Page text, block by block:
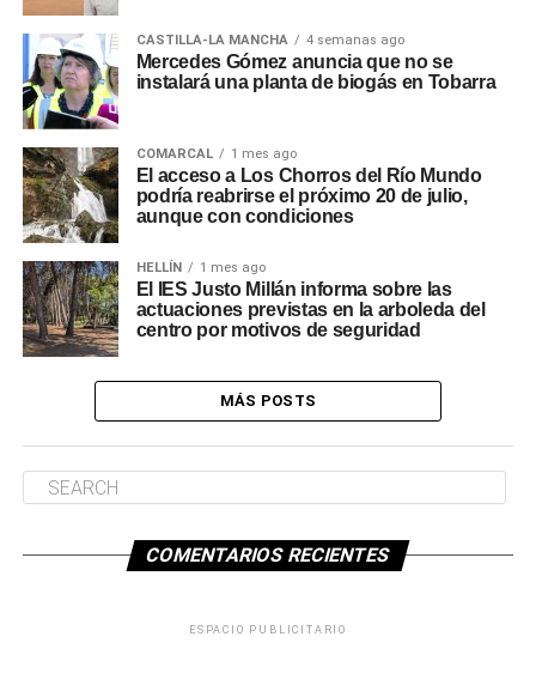
CASTILLA-LA MANCHA 4 semanas ago
Mercedes Gómez anuncia que no se
instalará una planta de biogás en Tobarra
COMARCAL 1 mes ago
El acceso a Los Chorros del Río Mundo
podría reabrirse el próximo 20 de julio,
aunque con condiciones
HELLÍN 1 mes ago
El IES Justo Millán informa sobre las
actuaciones previstas en la arboleda del
centro por motivos de seguridad
MÁS POSTS
COMENTARIOS RECIENTES
ESPACIO PUBLICITARIO